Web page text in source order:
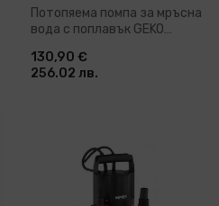
Потопяема помпа за мръсна
вода с поплавък GEKO
317 л/мин
130,90 €
256.02 лв.